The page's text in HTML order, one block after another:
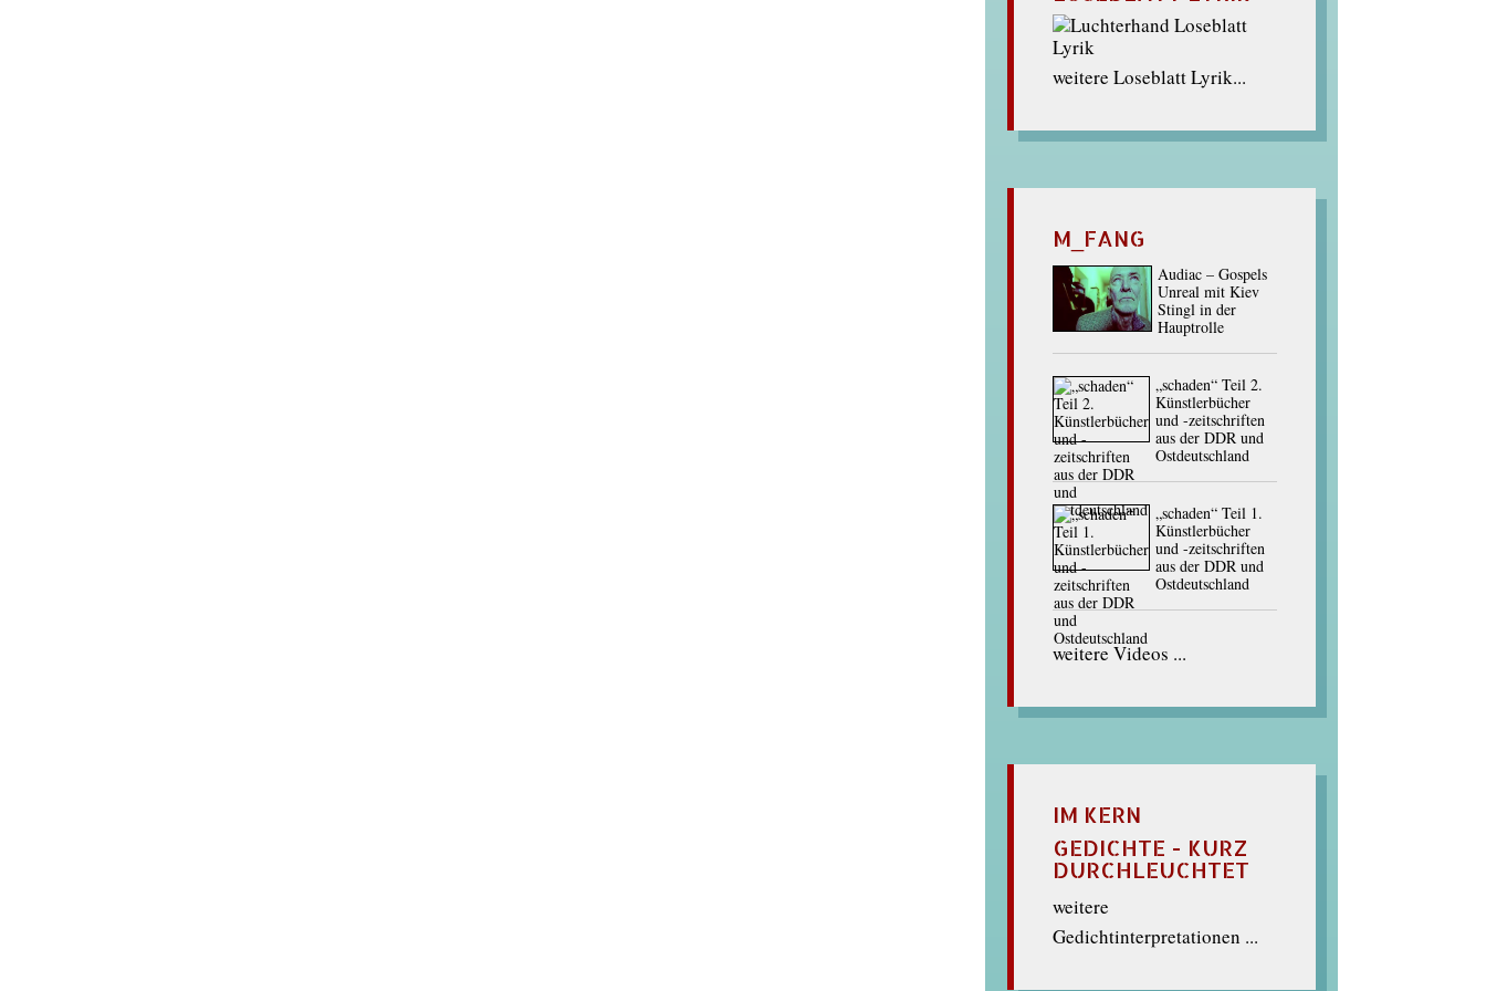
weitere Loseblatt Lyrik...
M_FANG
Audiac – Gospels
Unreal mit Kiev
Stingl in der
Hauptrolle
„schaden“ Teil 2.
Künstlerbücher
und -zeitschriften
aus der DDR und
Ostdeutschland
„schaden“ Teil 1.
Künstlerbücher
und -zeitschriften
aus der DDR und
Ostdeutschland
weitere Videos ...
IM KERN
GEDICHTE - KURZ
DURCHLEUCHTET
weitere
Gedichtinterpretationen ...